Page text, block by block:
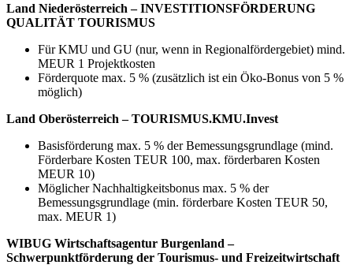
Land Niederösterreich – INVESTITIONSFÖRDERUNG
QUALITÄT TOURISMUS
Für KMU und GU (nur, wenn in Regionalfördergebiet) mind.
MEUR 1 Projektkosten
Förderquote max. 5 % (zusätzlich ist ein Öko-Bonus von 5 %
möglich)
Land Oberösterreich – TOURISMUS.KMU.Invest
Basisförderung max. 5 % der Bemessungsgrundlage (mind.
Förderbare Kosten TEUR 100, max. förderbaren Kosten
MEUR 10)
Möglicher Nachhaltigkeitsbonus max. 5 % der
Bemessungsgrundlage (min. förderbare Kosten TEUR 50,
max. MEUR 1)
WIBUG Wirtschaftsagentur Burgenland –
Schwerpunktförderung der Tourismus- und Freizeitwirtschaft